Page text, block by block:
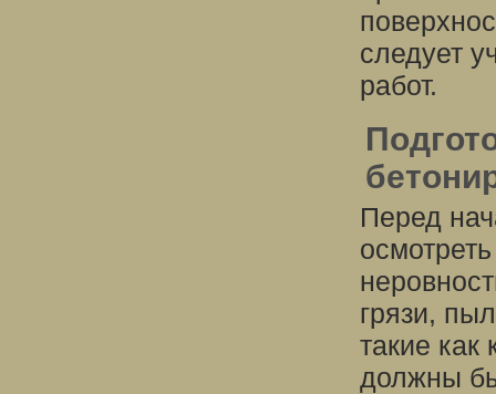
следует
работ.
Перед
грязи,
такие как
должны